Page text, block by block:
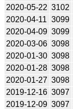
2020-05-22 3102
2020-04-11 3099
2020-04-09 3099
2020-03-06 3098
2020-01-30 3098
2020-01-28 3098
2020-01-27 3098
2019-12-16 3097
2019-12-09 3097